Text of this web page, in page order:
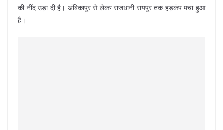
की नींद उड़ा दी है। अंबिकापुर से लेकर राजधानी रायपुर तक हड़कंप मचा हुआ
है।